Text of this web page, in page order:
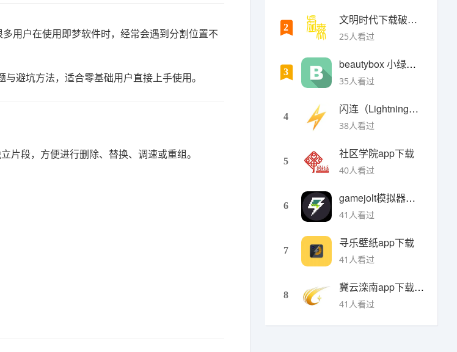
用户在使用即梦软件时，经常会遇到分割位置不
避坑方法，适合零基础用户直接上手使用。
片段，方便进行删除、替换、调速或重组。
2
文明时代下载破解版无限金币最新版
25人看过
3
beautybox 小绿盒正版最新免费下载
35人看过
4
闪连（LightningX）加速器app
38人看过
5
社区学院app下载
40人看过
6
gamejolt模拟器下载
41人看过
7
寻乐壁纸app下载
41人看过
8
冀云滦南app下载安装
41人看过